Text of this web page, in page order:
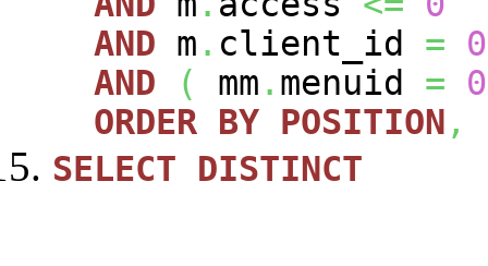
AND m . client_id =
0
AND
( mm . menuid =
0
ORDER BY POSITION ,
SELECT
DISTINCT